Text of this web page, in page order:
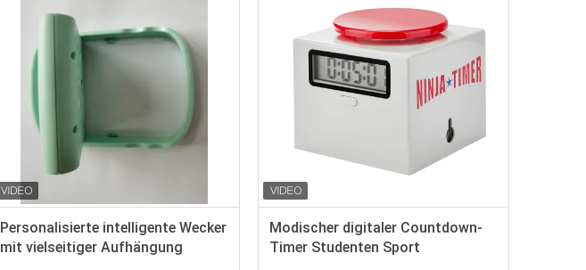
Personalisierte intelligente Wecker
mit vielseitiger Aufhängung
Modischer digitaler Countdown-
Timer Studenten Sport